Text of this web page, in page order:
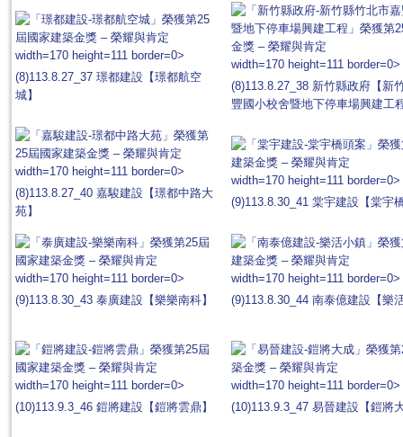
width=170 height=111 border=0>
(8)113.8.27_37 璟都建設【璟都航空
城】
width=170 height=111 border=0>
(8)113.8.27_38 新竹縣政府【新
豐國小校舍暨地下停車場興建工
width=170 height=111 border=0>
(8)113.8.27_40 嘉駿建設【璟都中路大
苑】
width=170 height=111 border=0>
(9)113.8.30_41 棠宇建設【棠宇
width=170 height=111 border=0>
(9)113.8.30_43 泰廣建設【樂樂南科】
width=170 height=111 border=0>
(9)113.8.30_44 南泰億建設【樂
width=170 height=111 border=0>
(10)113.9.3_46 鎧將建設【鎧將雲鼎】
width=170 height=111 border=0>
(10)113.9.3_47 易晉建設【鎧將